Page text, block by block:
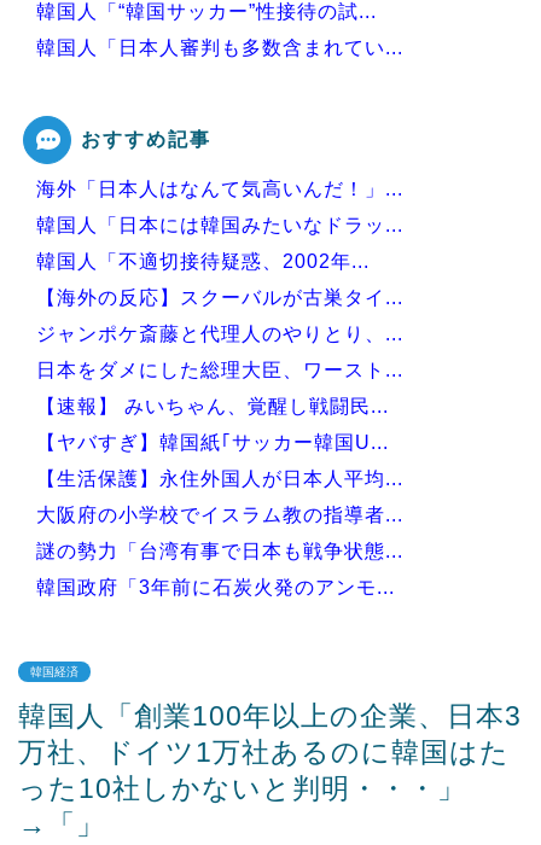
韓国人「“韓国サッカー”性接待の試...
韓国人「日本人審判も多数含まれてい...
Powered by livedoor 相互RSS
おすすめ記事
海外「日本人はなんて気高いんだ！」...
韓国人「日本には韓国みたいなドラッ...
韓国人「不適切接待疑惑、2002年...
【海外の反応】スクーバルが古巣タイ...
ジャンポケ斎藤と代理人のやりとり、...
日本をダメにした総理大臣、ワースト...
【速報】 みいちゃん、覚醒し戦闘民...
【ヤバすぎ】韓国紙｢サッカー韓国U...
【生活保護】永住外国人が日本人平均...
大阪府の小学校でイスラム教の指導者...
謎の勢力「台湾有事で日本も戦争状態...
韓国政府「3年前に石炭火発のアンモ...
Powered by livedoor 相互RSS
韓国経済
韓国人「創業100年以上の企業、日本3
万社、ドイツ1万社あるのに韓国はた
った10社しかないと判明・・・」
→「」